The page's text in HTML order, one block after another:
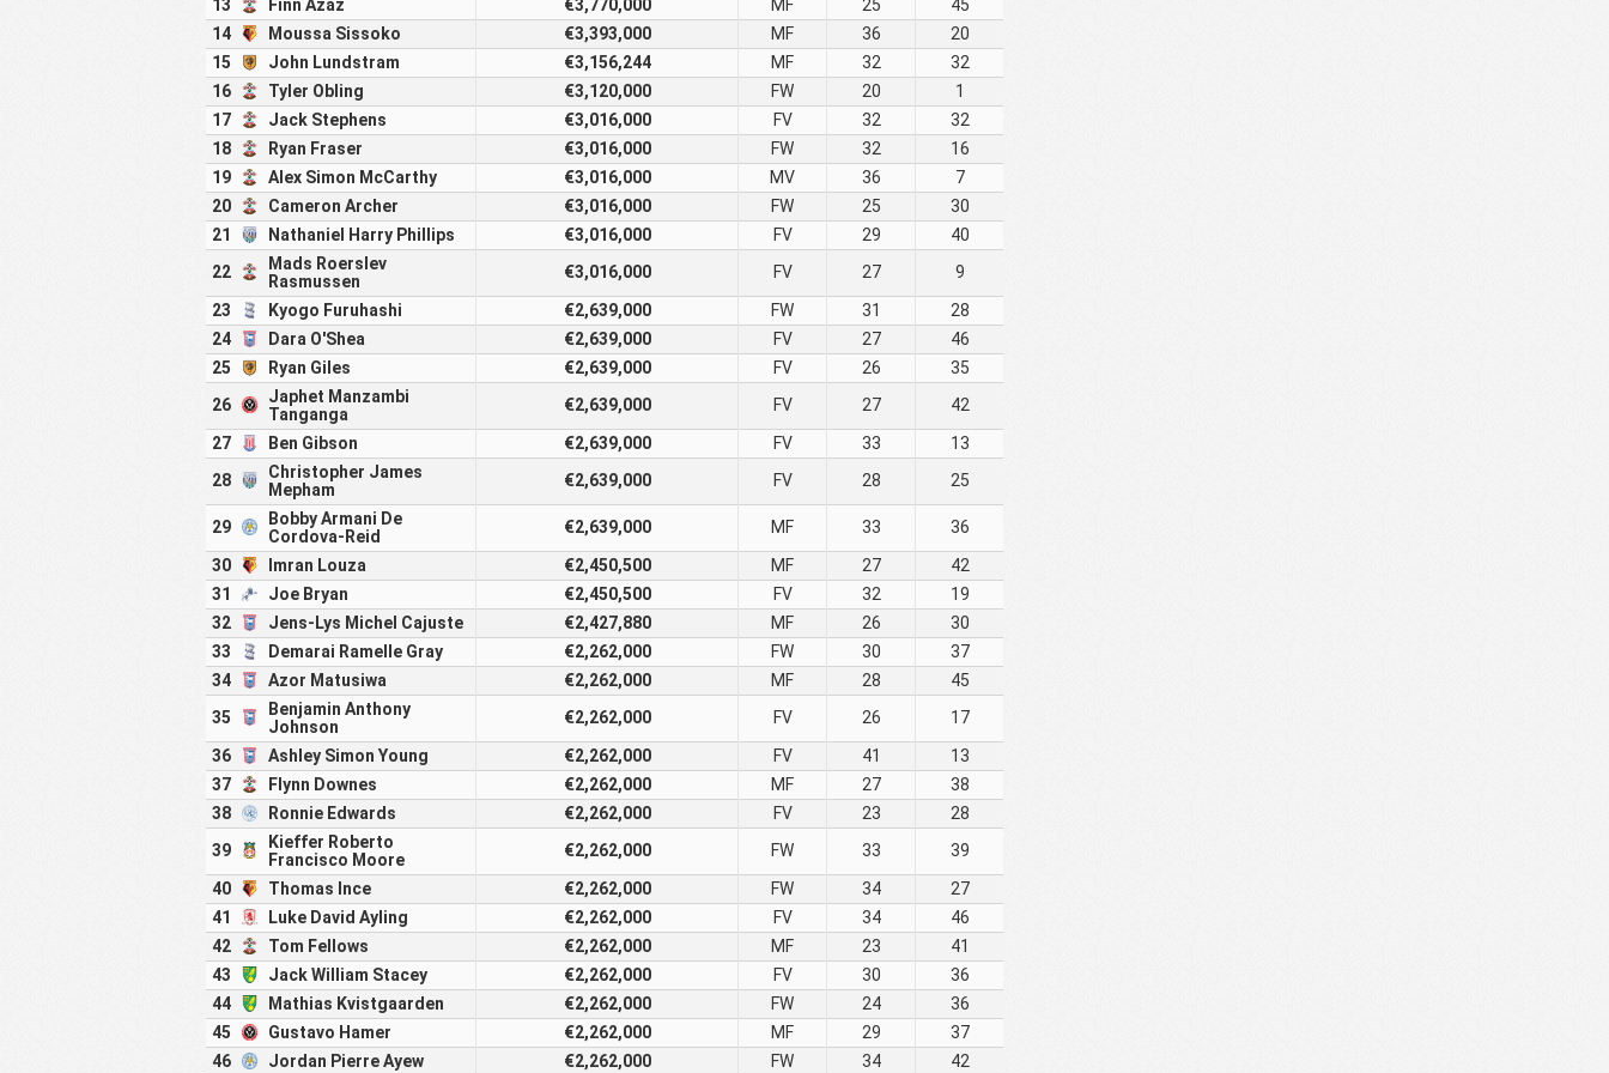
13
Finn Azaz €3,770,000 MF 25
45
14
Moussa Sissoko €3,393,000 MF 36
20
15
John Lundstram €3,156,244 MF 32
32
16
Tyler Obling €3,120,000 FW 20
1
17
Jack Stephens €3,016,000 FV 32
32
18
Ryan Fraser €3,016,000 FW 32
16
19
Alex Simon McCarthy €3,016,000 MV 36
7
20
Cameron Archer €3,016,000 FW 25
30
21
Nathaniel Harry Phillips €3,016,000 FV 29
40
22
Mads Roerslev
Rasmussen
€3,016,000 FV 27
9
23
Kyogo Furuhashi €2,639,000 FW 31
28
24
Dara O'Shea €2,639,000 FV 27
46
25
Ryan Giles €2,639,000 FV 26
35
26
Japhet Manzambi
Tanganga
€2,639,000 FV 27
42
27
Ben Gibson €2,639,000 FV 33
13
28
Christopher James
Mepham
€2,639,000 FV 28 25
29
Bobby Armani De
Cordova-Reid
€2,639,000 MF 33
36
30
Imran Louza €2,450,500 MF 27
42
31
Joe Bryan €2,450,500 FV 32
19
32
Jens-Lys Michel Cajuste €2,427,880 MF 26
30
33
Demarai Ramelle Gray €2,262,000 FW 30
37
34
Azor Matusiwa €2,262,000 MF 28
45
35
Benjamin Anthony
Johnson
€2,262,000 FV 26
17
36
Ashley Simon Young €2,262,000 FV 41
13
37
Flynn Downes €2,262,000 MF 27
38
38
Ronnie Edwards €2,262,000 FV 23
28
39
Kieffer Roberto
Francisco Moore
€2,262,000 FW 33
39
40
Thomas Ince €2,262,000 FW 34
27
41
Luke David Ayling €2,262,000 FV 34
46
42
Tom Fellows €2,262,000 MF 23
41
43
Jack William Stacey €2,262,000 FV 30
36
44
Mathias Kvistgaarden €2,262,000 FW 24
36
45
Gustavo Hamer €2,262,000 MF 29
37
46
Jordan Pierre Ayew €2,262,000 FW 34
42